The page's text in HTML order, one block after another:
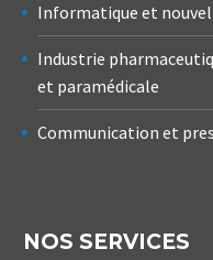
Informatique et
Industrie
et paramédicale
Communication et
NOS SERVICES